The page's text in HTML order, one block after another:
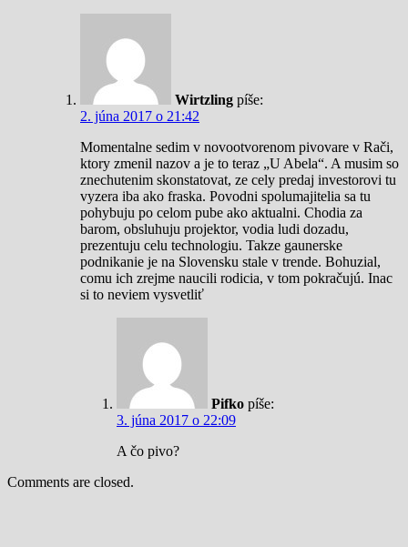
Wirtzling píše:
2. júna 2017 o 21:42
Momentalne sedim v novootvorenom pivovare v Rači,
ktory zmenil nazov a je to teraz „U Abela“. A musim so
znechutenim skonstatovat, ze cely predaj investorovi tu
vyzera iba ako fraska. Povodni spolumajitelia sa tu
pohybuju po celom pube ako aktualni. Chodia za
barom, obsluhuju projektor, vodia ludi dozadu,
prezentuju celu technologiu. Takze gaunerske
podnikanie je na Slovensku stale v trende. Bohuzial,
comu ich zrejme naucili rodicia, v tom pokračujú. Inac
si to neviem vysvetliť
Pifko píše:
3. júna 2017 o 22:09
A čo pivo?
Comments are closed.